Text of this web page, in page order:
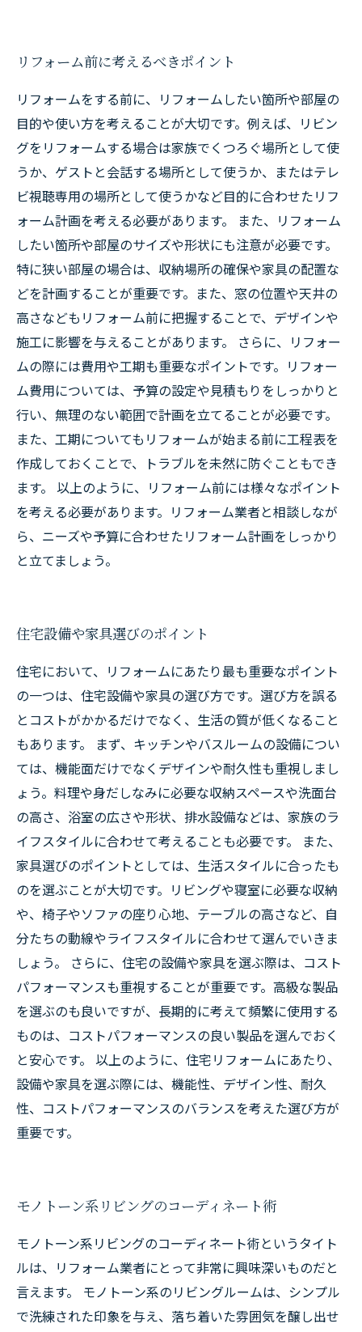
リフォーム前に考えるべきポイント
リフォームをする前に、リフォームしたい箇所や部屋の
目的や使い方を考えることが大切です。例えば、リビン
グをリフォームする場合は家族でくつろぐ場所として使
うか、ゲストと会話する場所として使うか、またはテレ
ビ視聴専用の場所として使うかなど目的に合わせたリフ
ォーム計画を考える必要があります。 また、リフォーム
したい箇所や部屋のサイズや形状にも注意が必要です。
特に狭い部屋の場合は、収納場所の確保や家具の配置な
どを計画することが重要です。また、窓の位置や天井の
高さなどもリフォーム前に把握することで、デザインや
施工に影響を与えることがあります。 さらに、リフォー
ムの際には費用や工期も重要なポイントです。リフォー
ム費用については、予算の設定や見積もりをしっかりと
行い、無理のない範囲で計画を立てることが必要です。
また、工期についてもリフォームが始まる前に工程表を
作成しておくことで、トラブルを未然に防ぐこともでき
ます。 以上のように、リフォーム前には様々なポイント
を考える必要があります。リフォーム業者と相談しなが
ら、ニーズや予算に合わせたリフォーム計画をしっかり
と立てましょう。
住宅設備や家具選びのポイント
住宅において、リフォームにあたり最も重要なポイント
の一つは、住宅設備や家具の選び方です。選び方を誤る
とコストがかかるだけでなく、生活の質が低くなること
もあります。 まず、キッチンやバスルームの設備につい
ては、機能面だけでなくデザインや耐久性も重視しまし
ょう。料理や身だしなみに必要な収納スペースや洗面台
の高さ、浴室の広さや形状、排水設備などは、家族のラ
イフスタイルに合わせて考えることも必要です。 また、
家具選びのポイントとしては、生活スタイルに合ったも
のを選ぶことが大切です。リビングや寝室に必要な収納
や、椅子やソファの座り心地、テーブルの高さなど、自
分たちの動線やライフスタイルに合わせて選んでいきま
しょう。 さらに、住宅の設備や家具を選ぶ際は、コスト
パフォーマンスも重視することが重要です。高級な製品
を選ぶのも良いですが、長期的に考えて頻繁に使用する
ものは、コストパフォーマンスの良い製品を選んでおく
と安心です。 以上のように、住宅リフォームにあたり、
設備や家具を選ぶ際には、機能性、デザイン性、耐久
性、コストパフォーマンスのバランスを考えた選び方が
重要です。
モノトーン系リビングのコーディネート術
モノトーン系リビングのコーディネート術というタイト
ルは、リフォーム業者にとって非常に興味深いものだと
言えます。 モノトーン系のリビングルームは、シンプル
で洗練された印象を与え、落ち着いた雰囲気を醸し出せ